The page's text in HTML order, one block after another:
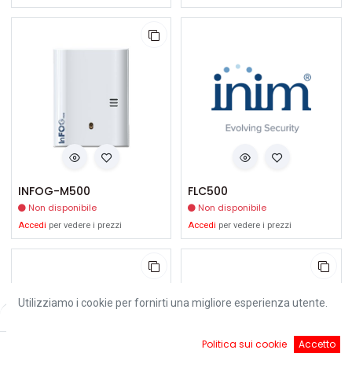
INFOG-M500
Non disponibile
Accedi per vedere i prezzi
FLC500
Non disponibile
Accedi per vedere i prezzi
Utilizziamo i cookie per fornirti una migliore esperienza utente.
Politica sui cookie Accetto